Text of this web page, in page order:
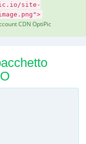
site-
CDN OptiPic